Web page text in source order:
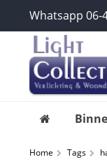
Whatsapp 06-
Home Tags